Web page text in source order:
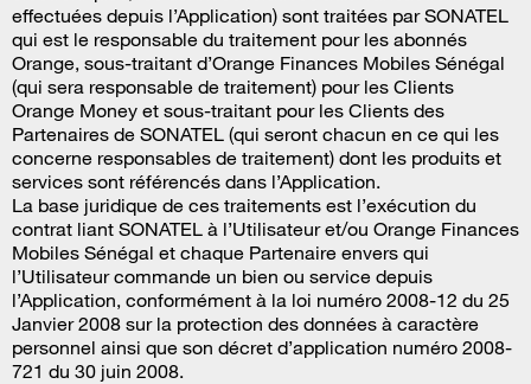
effectuées depuis l’Application) sont traitées par SONATEL
qui est le responsable du traitement pour les abonnés
Orange, sous-traitant d’Orange Finances Mobiles Sénégal
(qui sera responsable de traitement) pour les Clients
Orange Money et sous-traitant pour les Clients des
Partenaires de SONATEL (qui seront chacun en ce qui les
concerne responsables de traitement) dont les produits et
services sont référencés dans l’Application.
La base juridique de ces traitements est l’exécution du
contrat liant SONATEL à l’Utilisateur et/ou Orange Finances
Mobiles Sénégal et chaque Partenaire envers qui
l’Utilisateur commande un bien ou service depuis
l’Application, conformément à la loi numéro 2008-12 du 25
Janvier 2008 sur la protection des données à caractère
personnel ainsi que son décret d’application numéro 2008-
721 du 30 juin 2008.